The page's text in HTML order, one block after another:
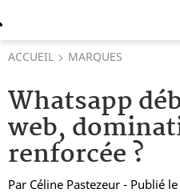
ACCUEIL MARQUES
Whatsapp
web,
renforcée ?
Par Céline Pastezeur - Publié le